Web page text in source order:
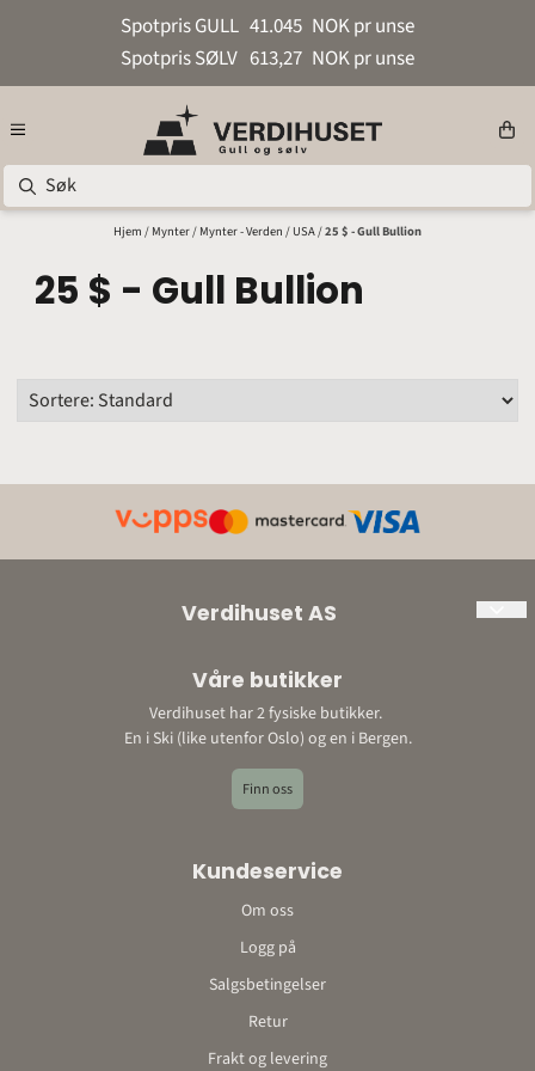
Spotpris GULL 41.045 NOK pr unse
Spotpris SØLV 613,27 NOK pr unse
Hjem / Mynter/ Mynter - Verden / USA/25 $ - Gull Bullion
25 $ - Gull Bullion
Verdihuset AS
Adresse:
Ski: Bråtenveien 3, 1423 Ski
Bergen: Storetveitvegen 22, 5067 Bergen
E-post: post@verdihuset.no
Kontonummer: 9052 10 96348o
Våre butikker
Verdihuset har 2 fysiske butikker.
En i Ski (like utenfor Oslo) og en i Bergen.
Finn oss
Kundeservice
Om oss
Logg på
Salgsbetingelser
Retur
Frakt og levering